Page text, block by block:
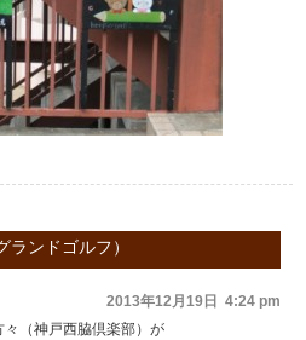
ンドゴルフ）
2013年12月19日 4:24 pm
（神戸西脇倶楽部）が